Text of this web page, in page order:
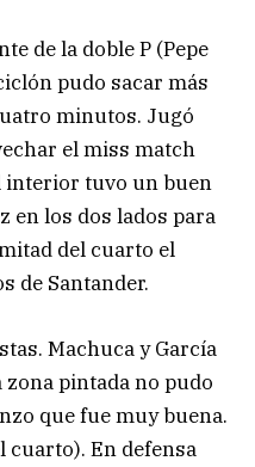
de la doble P (Pepe
pudo sacar más
minutos. Jugó
el miss match
interior tuvo un buen
en los dos lados para
del cuarto el
de Santander.
Machuca y García
pintada no pudo
que fue muy buena.
En defensa